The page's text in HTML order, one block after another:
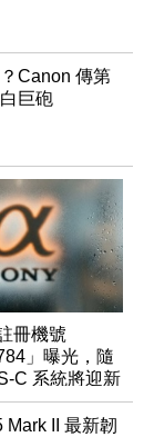
Canon 傳第
巨砲
冊機號
」曝光，隨
C 系統將迎新
Mark II 最新韌